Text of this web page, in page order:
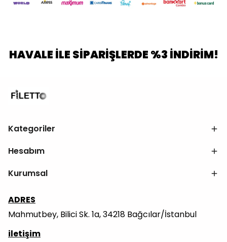
HAVALE İLE SİPARİŞLERDE %3 İNDİRİM!
Kategoriler
Hesabım
Kurumsal
ADRES
Mahmutbey, Bilici Sk. 1a, 34218 Bağcılar/İstanbul
iletişim